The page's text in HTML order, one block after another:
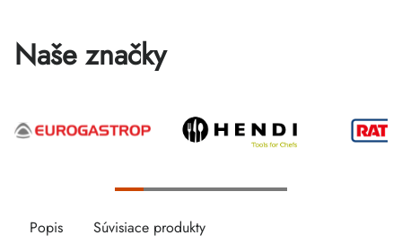
Naše značky
Popis Súvisiace produkty